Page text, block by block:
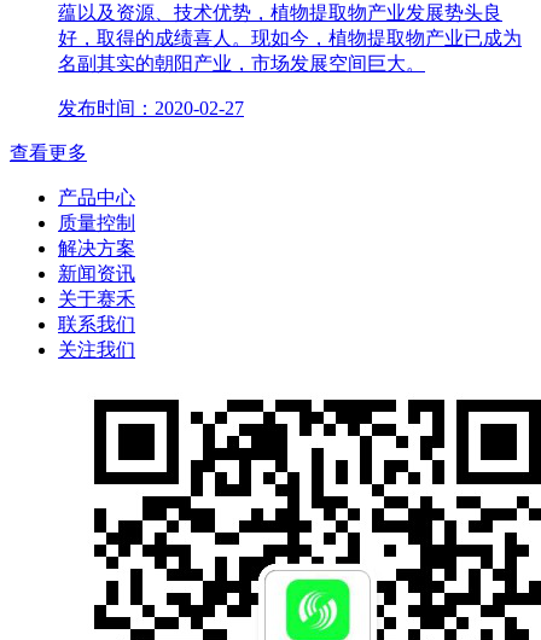
蕴以及资源、技术优势，植物提取物产业发展势头良
好，取得的成绩喜人。现如今，植物提取物产业已成为
名副其实的朝阳产业，市场发展空间巨大。
发布时间：2020-02-27
查看更多
产品中心
质量控制
解决方案
新闻资讯
关于赛禾
联系我们
关注我们